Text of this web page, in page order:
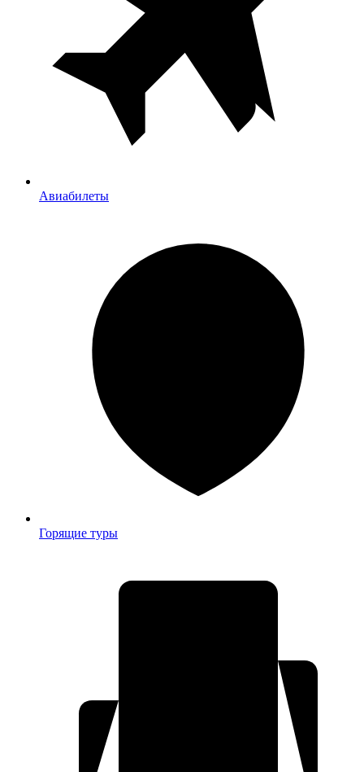
Авиабилеты
Горящие туры